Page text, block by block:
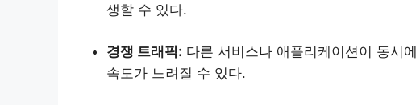
생할 수 있다.
경쟁 트래픽: 다른 서비스나 애플리케이션이 동시
속도가 느려질 수 있다.